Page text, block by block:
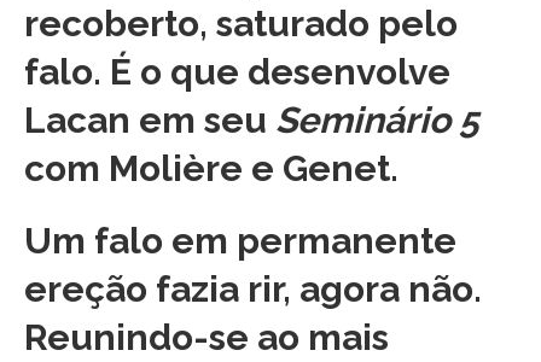
recoberto, saturado pelo
falo. É o que desenvolve
Lacan em seu Seminário 5
com Molière e Genet.
Um falo em permanente
ereção fazia rir, agora não.
Reunindo-se ao mais